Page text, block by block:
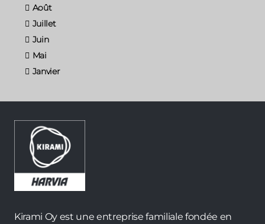
Août
Juillet
Juin
Mai
Janvier
Kirami Oy est une entreprise familiale fondée en